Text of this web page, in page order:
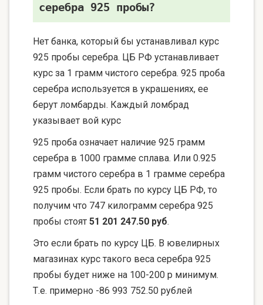
серебра 925 пробы?
Нет банка, который бы устанавливал курс
925 пробы серебра. ЦБ РФ устанавливает
курс за 1 грамм чистого серебра. 925 проба
серебра используется в украшениях, ее
берут ломбарды. Каждый ломбрад
указывает вой курс
925 проба означает наличие 925 грамм
серебра в 1000 грамме сплава. Или 0.925
грамм чистого серебра в 1 грамме серебра
925 пробы. Если брать по курсу ЦБ РФ, то
получим что 747 килограмм серебра 925
пробы стоят 51 201 247.50 руб.
Это если брать по курсу ЦБ. В ювелирных
магазинах курс такого веса серебра 925
пробы будет ниже на 100-200 р минимум.
Т.е. примерно -86 993 752.50 рублей